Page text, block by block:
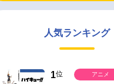
人気ランキング
1位
アニメ